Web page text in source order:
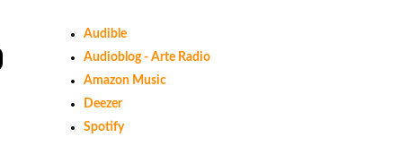
Audible
Audioblog - Arte Radio
Amazon Music
Deezer
Spotify